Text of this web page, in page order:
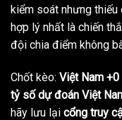
kiểm soát nhưng
hợp lý nhất là chiến
đội chia điểm không
Chốt kèo: Việt Nam
tỷ số dự đoán Việt
hãy lưu lại cổng truy